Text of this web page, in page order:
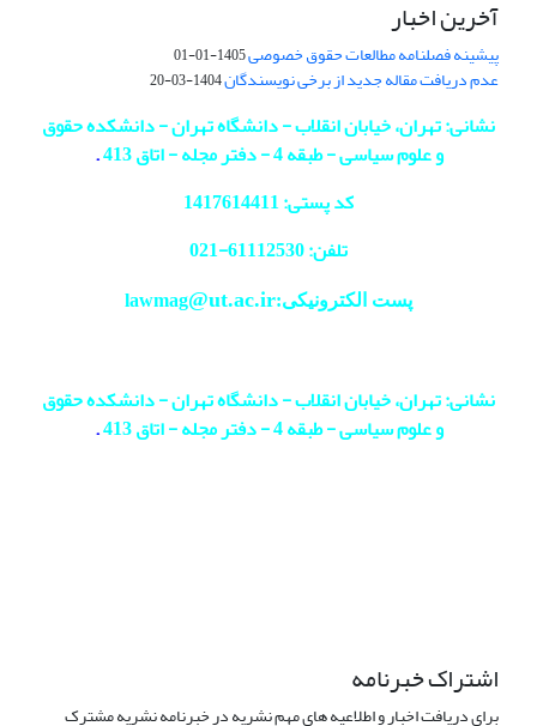
آخرین اخبار
پیشینه فصلنامه مطالعات حقوق خصوصی1405-01-01
عدم دریافت مقاله جدید از برخی نویسندگان1404-03-20
نشانی: تهران، خیابان انقلاب - دانشگاه تهران - دانشکده حقوق
و علوم سیاسی - طبقه 4 - دفتر مجله - اتاق 413
.
کد پستی: 1417614411
تلفن: 61112530-
021
پست الکترونیکی:lawmag@ut.ac.ir
نشانی: تهران، خیابان انقلاب - دانشگاه تهران - دانشکده حقوق
و علوم سیاسی - طبقه 4 - دفتر مجله - اتاق 413
.
اشتراک خبرنامه
برای دریافت اخبار و اطلاعیه های مهم نشریه در خبرنامه نشریه مشترک